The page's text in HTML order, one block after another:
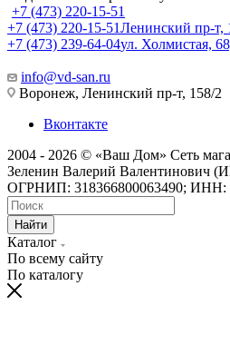
+7 (473) 220-15-51
+7 (473) 220-15-51Ленинский пр-т,
+7 (473) 239-64-04ул. Холмистая,
info@vd-san.ru
Воронеж, Ленинский пр-т, 158/2
Вконтакте
2004 - 2026 © «Ваш Дом» Сеть
Зеленин Валерий Валентинович
ОГРНИП: 318366800063490; ИНН:
Найти
Каталог
По всему сайту
По каталогу